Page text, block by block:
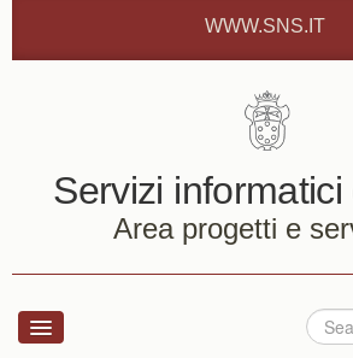
WWW.SNS.IT
Servizi
Area progetti e
Cerca